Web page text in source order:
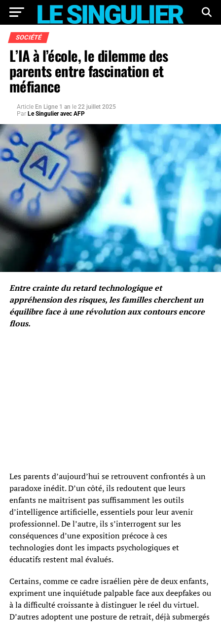
SOCIÉTÉ
L’IA à l’école, le dilemme des
parents entre fascination et
méfiance
Article En Ligne 1 an le 22 juillet 2025
Par Le Singulier avec AFP
Entre crainte du retard technologique et
appréhension des risques, les familles cherchent un
équilibre face à une révolution aux contours encore
flous.
Les parents d’aujourd’hui se retrouvent confrontés à un
paradoxe inédit. D’un côté, ils redoutent que leurs
enfants ne maîtrisent pas suffisamment les outils
d’intelligence artificielle, essentiels pour leur avenir
professionnel. De l’autre, ils s’interrogent sur les
conséquences d’une exposition précoce à ces
technologies dont les impacts psychologiques et
éducatifs restent mal évalués.
Certains, comme ce cadre israélien père de deux enfants,
expriment une inquiétude palpable face aux deepfakes ou
à la difficulté croissante à distinguer le réel du virtuel.
D’autres adoptent une posture de retrait, déjà submergés